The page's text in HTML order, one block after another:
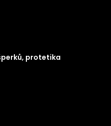
protetika